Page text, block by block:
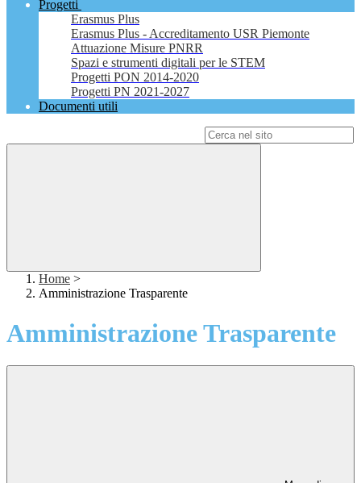
Progetti
Erasmus Plus
Erasmus Plus - Accreditamento USR Piemonte
Attuazione Misure PNRR
Spazi e strumenti digitali per le STEM
Progetti PON 2014-2020
Progetti PN 2021-2027
Documenti utili
Home >
Amministrazione Trasparente
Amministrazione Trasparente